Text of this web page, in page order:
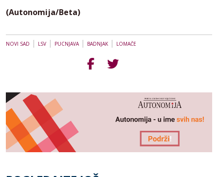
(Autonomija/Beta)
NOVI SAD | LSV | PUCNJAVA| BADNJAK | LOMAČE